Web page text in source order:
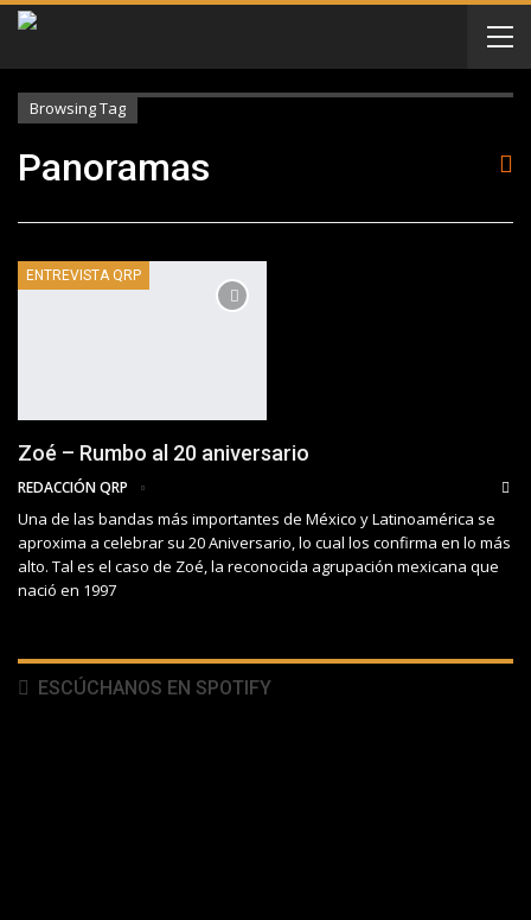
Browsing Tag
Panoramas
ENTREVISTA QRP
Zoé – Rumbo al 20 aniversario
REDACCIÓN QRP
Una de las bandas más importantes de México y Latinoamérica se
aproxima a celebrar su 20 Aniversario, lo cual los confirma en lo más
alto. Tal es el caso de Zoé, la reconocida agrupación mexicana que
nació en 1997
ESCÚCHANOS EN SPOTIFY